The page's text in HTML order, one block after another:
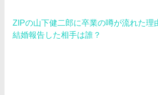
ZIPの山下健二郎に卒業の噂が流れた理
結婚報告した相手は誰？